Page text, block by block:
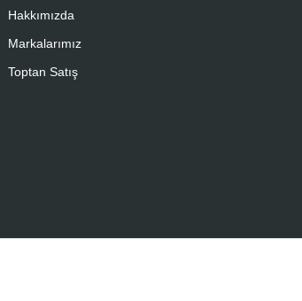
Hakkımızda
Markalarımız
Toptan Satış